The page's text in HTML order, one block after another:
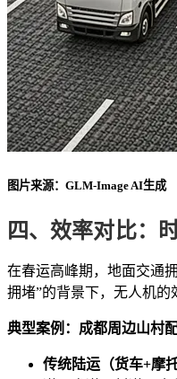
图片来源：GLM-Image AI生成
四、效率对比：
在春运高峰期，地面交通
拥堵”的背景下，无人机的
典型案例：成都周边山村
传统陆运（货车+摩